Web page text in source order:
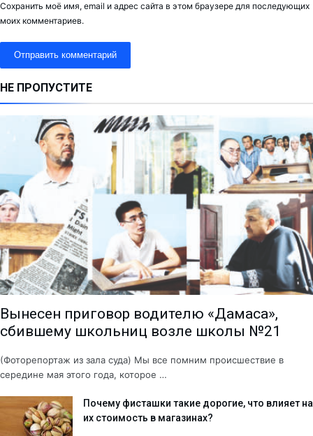
Сохранить моё имя, email и адрес сайта в этом браузере для последующих
моих комментариев.
НЕ ПРОПУСТИТЕ
Вынесен приговор водителю «Дамаса»,
сбившему школьниц возле школы №21
(Фоторепортаж из зала суда) Мы все помним происшествие в
середине мая этого года, которое …
Почему фисташки такие дорогие, что влияет на
их стоимость в магазинах?